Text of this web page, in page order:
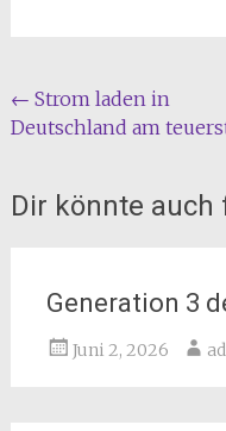
← Strom laden in
Deutschland am
Dir könnte
Generation 3
Juni 2, 2026